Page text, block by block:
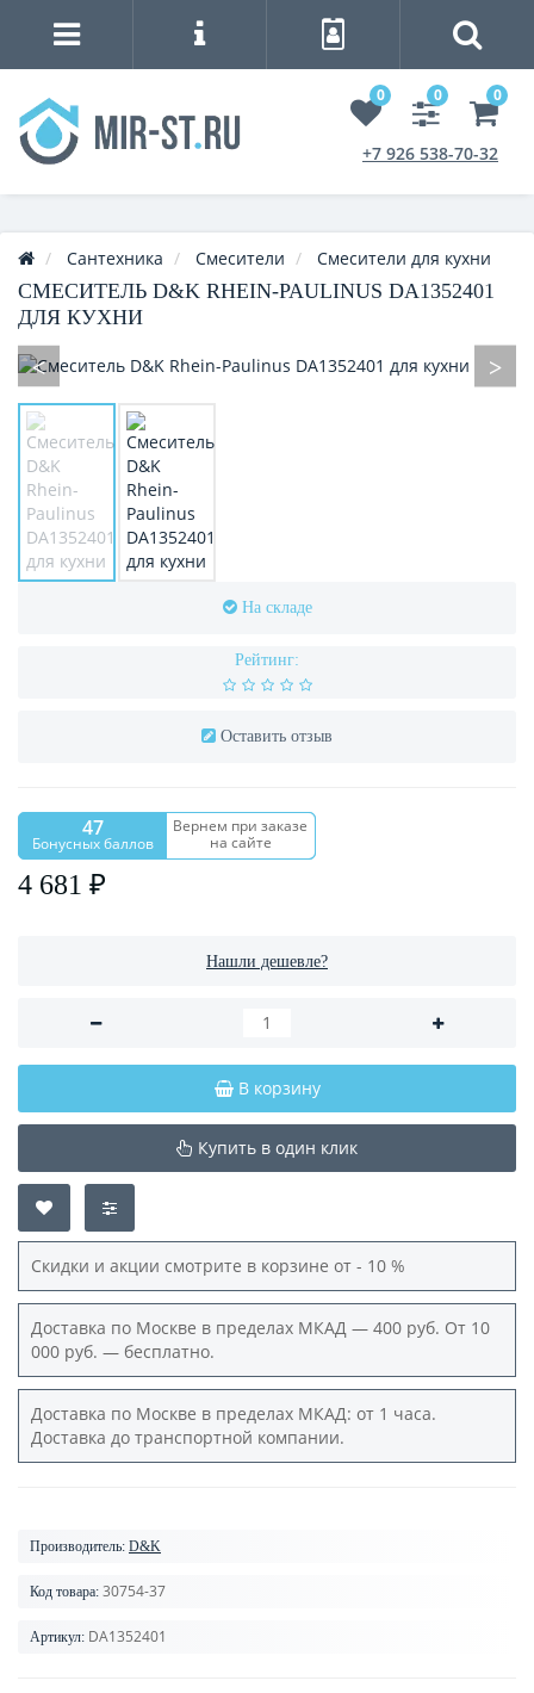
0 0 0
+7 926 538-70-32
Сантехника Смесители Смесители для кухни
СМЕСИТЕЛЬ D&K RHEIN-PAULINUS DA1352401
ДЛЯ КУХНИ
На складе
Рейтинг:
Оставить отзыв
47
Бонусных баллов
Вернем при заказе
на сайте
4 681 ₽
Нашли дешевле?
В корзину
Купить в один клик
Скидки и акции смотрите в корзине от - 10 %
Доставка по Москве в пределах МКАД — 400 руб. От 10
000 руб. — бесплатно.
Доставка по Москве в пределах МКАД: от 1 часа.
Доставка до транспортной компании.
Производитель: D&K
Код товара: 30754-37
Артикул: DA1352401